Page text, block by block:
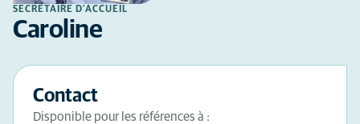
SECRÉTAIRE D'ACCUEIL
Caroline
Contact
Disponible pour les références à :